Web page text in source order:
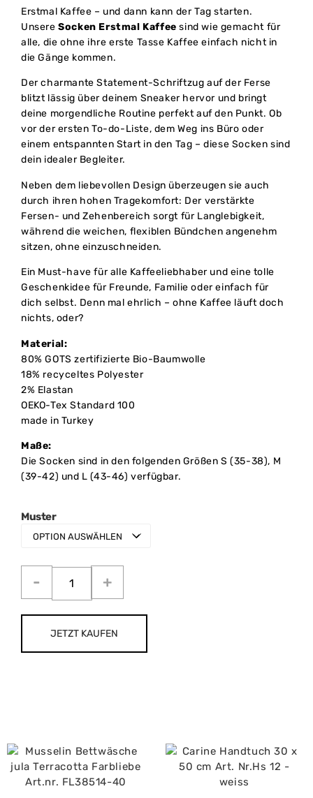
Erstmal Kaffee – und dann kann der Tag starten.
UnsereSocken Erstmal Kaffee sind wie gemacht für
alle, die ohne ihre erste Tasse Kaffee einfach nicht in
die Gänge kommen.
Der charmante Statement-Schriftzug auf der Ferse
blitzt lässig über deinem Sneaker hervor und bringt
deine morgendliche Routine perfekt auf den Punkt. Ob
vor der ersten To-do-Liste, dem Weg ins Büro oder
einem entspannten Start in den Tag – diese Socken sind
dein idealer Begleiter.
Neben dem liebevollen Design überzeugen sie auch
durch ihren hohen Tragekomfort: Der verstärkte
Fersen- und Zehenbereich sorgt für Langlebigkeit,
während die weichen, flexiblen Bündchen angenehm
sitzen, ohne einzuschneiden.
Ein Must-have für alle Kaffeeliebhaber und eine tolle
Geschenkidee für Freunde, Familie oder einfach für
dich selbst. Denn mal ehrlich – ohne Kaffee läuft doch
nichts, oder?
Material:
80% GOTS zertifizierte Bio-Baumwolle
18% recyceltes Polyester
2% Elastan
OEKO-Tex Standard 100
made in Turkey
Maße:
Die Socken sind in den folgenden Größen S (35-38), M
(39-42) und L (43-46) verfügbar.
Muster
JETZT KAUFEN